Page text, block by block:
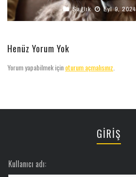
Sağlık Eyl 9, 2024
Henüz Yorum Yok
Yorum yapabilmek içinoturum açmalısınız.
GİRİŞ
Kullanıcı adı: